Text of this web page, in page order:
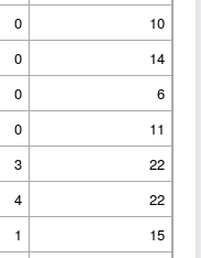
0
10
0
14
0
6
0
11
3
22
4
22
1
15